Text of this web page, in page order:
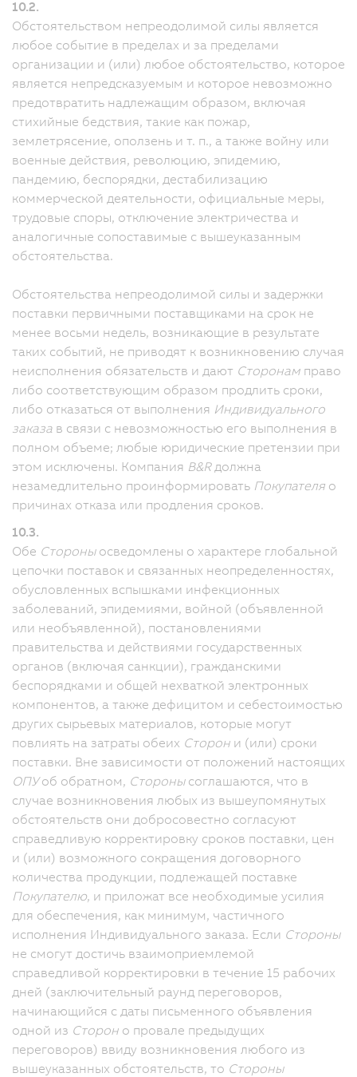
10.2.
Обстоятельством непреодолимой силы является
любое событие в пределах и за пределами
организации и (или) любое обстоятельство, которое
является непредсказуемым и которое невозможно
предотвратить надлежащим образом, включая
стихийные бедствия, такие как пожар,
землетрясение, оползень и т. п., а также войну или
военные действия, революцию, эпидемию,
пандемию, беспорядки, дестабилизацию
коммерческой деятельности, официальные меры,
трудовые споры, отключение электричества и
аналогичные сопоставимые с вышеуказанным
обстоятельства.
Обстоятельства непреодолимой силы и задержки
поставки первичными поставщиками на срок не
менее восьми недель, возникающие в результате
таких событий, не приводят к возникновению случая
неисполнения обязательств и дают Сторонам право
либо соответствующим образом продлить сроки,
либо отказаться от выполнения Индивидуального
заказа в связи с невозможностью его выполнения в
полном объеме; любые юридические претензии при
этом исключены. Компания B&Rдолжна
незамедлительно проинформировать Покупателя о
причинах отказа или продления сроков.
10.3.
Обе Стороныосведомлены о характере глобальной
цепочки поставок и связанных неопределенностях,
обусловленных вспышками инфекционных
заболеваний, эпидемиями, войной (объявленной
или необъявленной), постановлениями
правительства и действиями государственных
органов (включая санкции), гражданскими
беспорядками и общей нехваткой электронных
компонентов, а также дефицитом и себестоимостью
других сырьевых материалов, которые могут
повлиять на затраты обеих Сторон и (или) сроки
поставки. Вне зависимости от положений настоящих
ОПУоб обратном, Сторонысоглашаются, что в
случае возникновения любых из вышеупомянутых
обстоятельств они добросовестно согласуют
справедливую корректировку сроков поставки, цен
и (или) возможного сокращения договорного
количества продукции, подлежащей поставке
Покупателю, и приложат все необходимые усилия
для обеспечения, как минимум, частичного
исполнения Индивидуального заказа. Если Стороны
не смогут достичь взаимоприемлемой
справедливой корректировки в течение 15 рабочих
дней (заключительный раунд переговоров,
начинающийся с даты письменного объявления
одной из Сторон о провале предыдущих
переговоров) ввиду возникновения любого из
вышеуказанных обстоятельств, то Стороны